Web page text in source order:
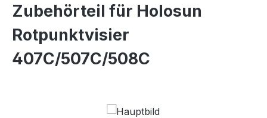
Zubehörteil für Holosun
Rotpunktvisier
407C/507C/508C
Bildergalerie überspringen